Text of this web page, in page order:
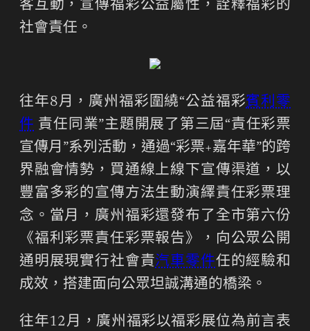
客互動，宣傳福彩公益屬性，詮釋福彩的
社會責任。
往年8月，廣州福彩圍繞“公益福彩賓利零
件 責任同業”主題開展了第三屆“責任彩票
宣傳月”系列活動，通過“彩票+嘉年華”的跨
界融會情勢，買通線上線下宣傳渠道，以
豐富多彩的宣傳方法生動演繹責任彩票理
念。當月，廣州福彩還發布了全市第六份
《福利彩票責任彩票報告》，向公眾公開
通明展現實行社會責汽車零件任的經驗和
成效，搭建面向公眾坦誠溝通的橋梁。
往年12月，廣州福彩以福彩展位為前言表